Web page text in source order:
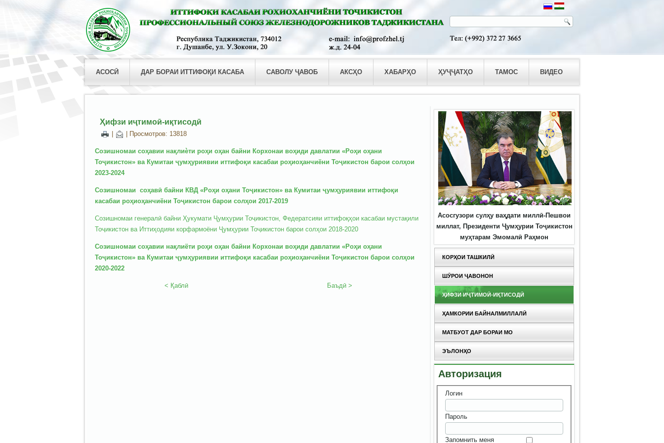
АСОСӢ ДАР БОРАИ ИТТИФОҚИ КАСАБА САВОЛУ ҶАВОБ АКСҲО ХАБАРҲО ҲУҶҶАТҲО ТАМОС ВИДЕО
Ҳифзи иҷтимоӣ-иқтисодӣ
| Просмотров: 13818
Созишномаи соҳавии нақлиѐти роҳи оҳан байни Корхонаи воҳиди давлатии «Роҳи оҳани
Тоҷикистон» ва Кумитаи ҷумҳуриявии иттифоқи касабаи роҳиоҳанчиёни Тоҷикистон барои солҳои
2023-2024
Созишномаи соҳавӣ байни КВД «Роҳи оҳани Тоҷикистон» ва Кумитаи ҷумҳуриявии иттифоқи
касабаи роҳиоҳанчиёни Тоҷикистон барои солҳои 2017-2019
Созишномаи генералӣ байни Ҳукумати Ҷумҳурии Тоҷикистон, Федератсияи иттифоқҳои касабаи мустақили
Тоҷикистон ва Иттиҳодияи корфармоёни Ҷумҳурии Тоҷикистон барои солҳои 2018-2020
Созишномаи соҳавии нақлиёти роҳи оҳан байни Корхонаи воҳиди давлатии «Роҳи оҳани
Тоҷикистон» ва Кумитаи ҷумҳуриявии иттифоқи касабаи роҳиоҳанчиёни Тоҷикистон барои солҳои
2020-2022
< Қаблӣ Баъдӣ >
Асосгузори сулҳу ваҳдати миллӣ-Пешвои
миллат, Президенти Ҷумҳурии Тоҷикистон
муҳтарам Эмомалӣ Раҳмон
КОРҲОИ ТАШКИЛӢ
ШӮРОИ ҶАВОНОН
ҲИФЗИ ИҶТИМОӢ-ИҚТИСОДӢ
ҲАМКОРИИ БАЙНАЛМИЛЛАЛӢ
МАТБУОТ ДАР БОРАИ МО
ЭЪЛОНҲО
Авторизация
Логин
Пароль
Запомнить меня